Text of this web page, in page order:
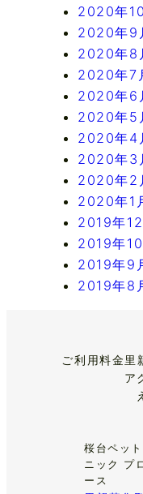
2020年
2020年9
2020年8
2020年7
2020年6
2020年5
2020年4
2020年3
2020年2
2020年1
2019年12
2019年10
2019年9
2019年8
ご利用料金里
ア
桜台ペット
ニック プ
ース